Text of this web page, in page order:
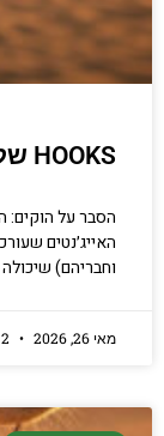
HOOKS של LLMים שעורכים קוד
הסבר על הוקים:
האייג׳נטים
וחבריהם)
מאי 26, 2026